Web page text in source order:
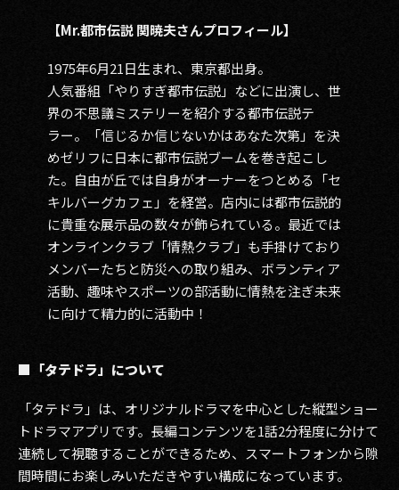
【Mr.都市伝説 関暁夫さんプロフィール】
1975年6月21日生まれ、東京都出身。
人気番組「やりすぎ都市伝説」などに出演し、世
界の不思議ミステリーを紹介する都市伝説テ
ラー。「信じるか信じないかはあなた次第」を決
めゼリフに日本に都市伝説ブームを巻き起こし
た。自由が丘では自身がオーナーをつとめる「セ
キルバーグカフェ」を経営。店内には都市伝説的
に貴重な展示品の数々が飾られている。最近では
オンラインクラブ「情熱クラブ」も手掛けており
メンバーたちと防災への取り組み、ボランティア
活動、趣味やスポーツの部活動に情熱を注ぎ未来
に向けて精力的に活動中！
■「タテドラ」について
「タテドラ」は、オリジナルドラマを中心とした縦型ショー
トドラマアプリです。長編コンテンツを1話2分程度に分けて
連続して視聴することができるため、スマートフォンから隙
間時間にお楽しみいただきやすい構成になっています。